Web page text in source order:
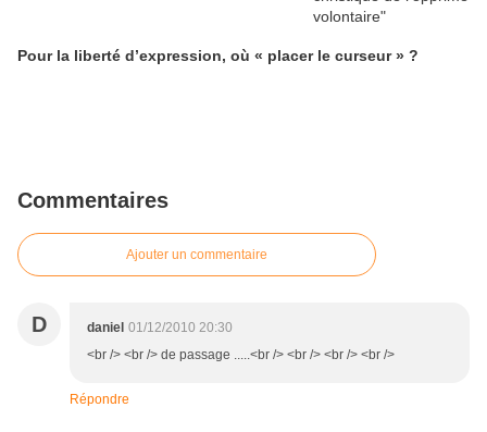
Pour la liberté d’expression, où « placer le curseur » ?
Commentaires
Ajouter un commentaire
D daniel 01/12/2010 20:30
<br /> <br /> de passage .....<br /> <br /> <br /> <br />
Répondre